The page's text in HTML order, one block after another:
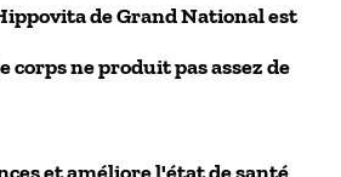
de Grand National est
ne produit pas assez de
et améliore l'état de santé